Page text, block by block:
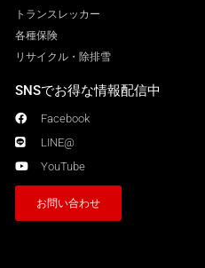
トランスレッカー
各種保険
リサイクル・除排雪
SNSでお得な情報配信中
Facebook
LINE@
YouTube
お問い合わせ